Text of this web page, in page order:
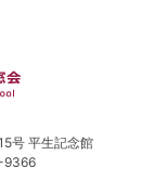
号 平生記念館
9366